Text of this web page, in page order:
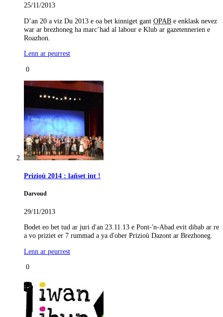
25/11/2013
D’an 20 a viz Du 2013 e oa bet kinniget gant OPAB e enklask nevez
war ar brezhoneg ha marc’had al labour e Klub ar gazetennerien e
Roazhon.
Lenn ar peurrest
0
Prizioù 2014 : lañset int !
Darvoud
29/11/2013
Bodet eo bet tud ar juri d'an 23.11.13 e Pont-'n-Abad evit dibab ar re
a vo priziet er 7 rummad a ya d'ober Prizioù Dazont ar Brezhoneg.
Lenn ar peurrest
0